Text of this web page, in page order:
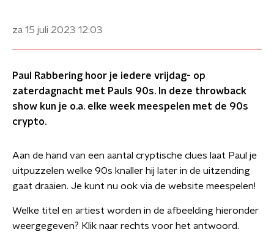
za 15 juli 2023 12:03
Paul Rabbering hoor je iedere vrijdag- op
zaterdagnacht met Pauls 90s. In deze throwback
show kun je o.a. elke week meespelen met de 90s
crypto.
Aan de hand van een aantal cryptische clues laat Paul je
uitpuzzelen welke 90s knaller hij later in de uitzending
gaat draaien. Je kunt nu ook via de website meespelen!
Welke titel en artiest worden in de afbeelding hieronder
weergegeven? Klik naar rechts voor het antwoord.